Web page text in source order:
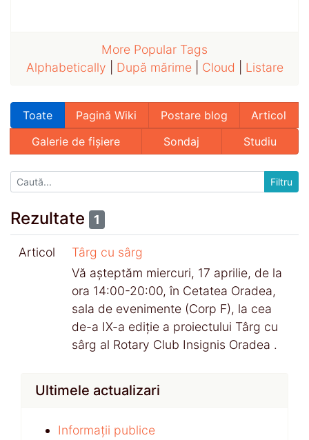
More Popular Tags
Alphabetically
După mărime| Cloud Listare
Toate Pagină Wiki Postare blog
Articol
Galerie de fișiere
Sondaj Studiu
Rezultate 1
Articol
Târg cu sârg
Vă așteptăm miercuri, 17 aprilie, de la
ora 14:00-20:00, în Cetatea Oradea,
sala de evenimente (Corp F), la cea
de-a IX-a ediție a proiectului Târg cu
sârg al Rotary Club Insignis Oradea .
Ultimele actualizari
Informații publice